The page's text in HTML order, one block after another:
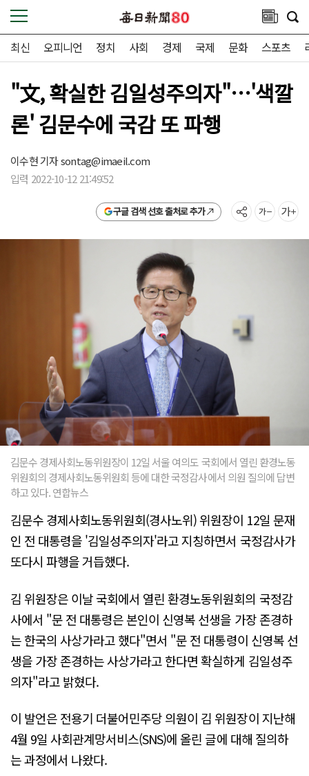
최신 오피니언 정치 사회 경제 국제 문화 스포츠
"文, 확실한 김일성주의자"…'색깔
론' 김문수에 국감 또 파행
이수현 기자sontag@imaeil.com
입력 2022-10-12 21:49:52
구글 검색 선호 출처로 추가
김문수 경제사회노동위원장이 12일 서울 여의도 국회에서 열린 환경노동
위원회의 경제사회노동위원회 등에 대한 국정감사에서 의원 질의에 답변
하고 있다. 연합뉴스
김문수 경제사회노동위원회(경사노위) 위원장이 12일 문재
인 전 대통령을 '김일성주의자'라고 지칭하면서 국정감사가
또다시 파행을 거듭했다.
김 위원장은 이날 국회에서 열린 환경노동위원회의 국정감
사에서 "문 전 대통령은 본인이 신영복 선생을 가장 존경하
는 한국의 사상가라고 했다"면서 "문 전 대통령이 신영복 선
생을 가장 존경하는 사상가라고 한다면 확실하게 김일성주
의자"라고 밝혔다.
이 발언은 전용기 더불어민주당 의원이 김 위원장이 지난해
4월 9일 사회관계망서비스(SNS)에 올린 글에 대해 질의하
는 과정에서 나왔다.